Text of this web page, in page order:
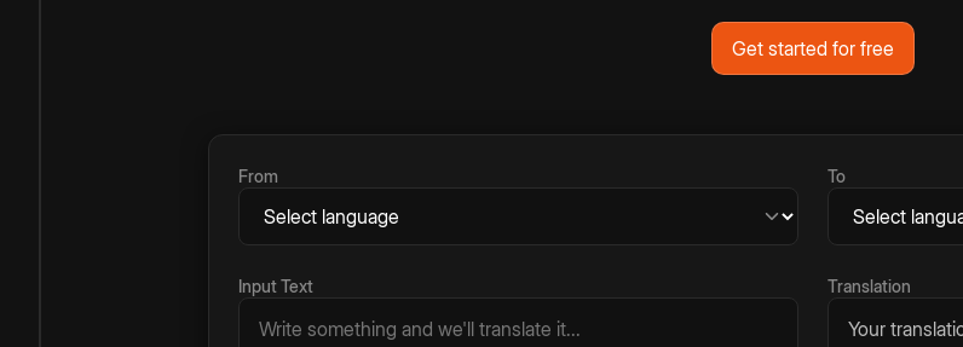
Get started for free
From To
Input Text Translation
Your